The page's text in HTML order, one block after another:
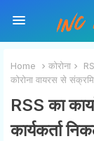
Home कोरोना
कोरोना वायरस से
RSS का
कार्यकर्ता